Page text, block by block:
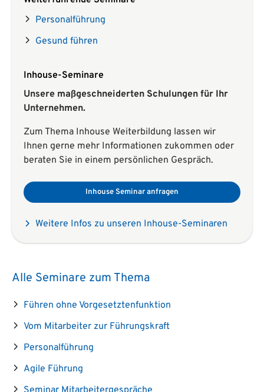
Personalführung
Gesund führen
Inhouse-Seminare
Unsere maßgeschneiderten Schulungen für Ihr
Unternehmen.
Zum Thema Inhouse Weiterbildung lassen wir
Ihnen gerne mehr Informationen zukommen oder
beraten Sie in einem persönlichen Gespräch.
Inhouse Seminar anfragen
Weitere Infos zu unseren Inhouse-Seminaren
Alle Seminare zum Thema
Führen ohne Vorgesetztenfunktion
Vom Mitarbeiter zur Führungskraft
Personalführung
Agile Führung